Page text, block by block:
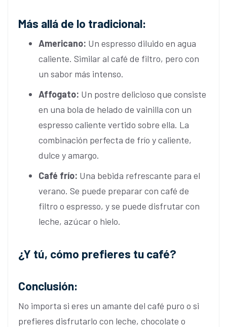
Más allá de lo tradicional:
Americano: Un espresso diluido en agua
caliente. Similar al café de filtro, pero con
un sabor más intenso.
Affogato: Un postre delicioso que consiste
en una bola de helado de vainilla con un
espresso caliente vertido sobre ella. La
combinación perfecta de frío y caliente,
dulce y amargo.
Café frío: Una bebida refrescante para el
verano. Se puede preparar con café de
filtro o espresso, y se puede disfrutar con
leche, azúcar o hielo.
¿Y tú, cómo prefieres tu café?
Conclusión:
No importa si eres un amante del café puro o si
prefieres disfrutarlo con leche, chocolate o